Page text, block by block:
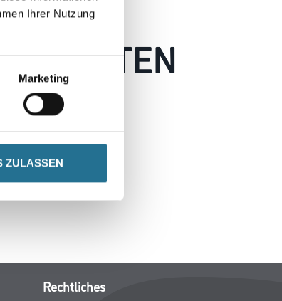
Ihrer Nutzung
Marketing
ZULASSEN
beheben.
Rechtliches